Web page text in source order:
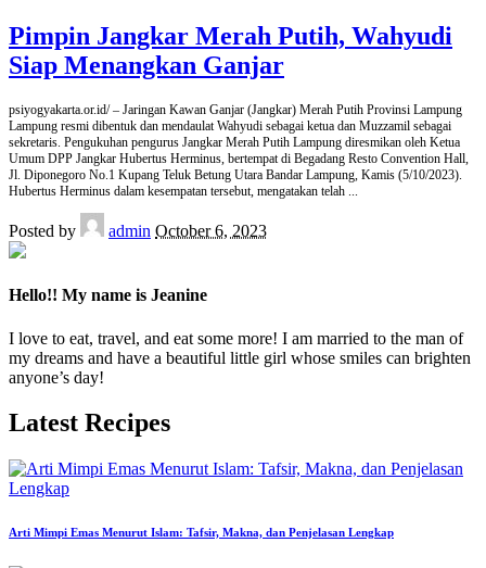
Pimpin Jangkar Merah Putih, Wahyudi
Siap Menangkan Ganjar
psiyogyakarta.or.id/ – Jaringan Kawan Ganjar (Jangkar) Merah Putih Provinsi Lampung
Lampung resmi dibentuk dan mendaulat Wahyudi sebagai ketua dan Muzzamil sebagai
sekretaris. Pengukuhan pengurus Jangkar Merah Putih Lampung diresmikan oleh Ketua
Umum DPP Jangkar Hubertus Herminus, bertempat di Begadang Resto Convention Hall,
Jl. Diponegoro No.1 Kupang Teluk Betung Utara Bandar Lampung, Kamis (5/10/2023).
Hubertus Herminus dalam kesempatan tersebut, mengatakan telah ...
Posted by admin October 6, 2023
Hello!! My name is Jeanine
I love to eat, travel, and eat some more! I am married to the man of
my dreams and have a beautiful little girl whose smiles can brighten
anyone’s day!
Latest Recipes
Arti Mimpi Emas Menurut Islam: Tafsir, Makna, dan Penjelasan Lengkap